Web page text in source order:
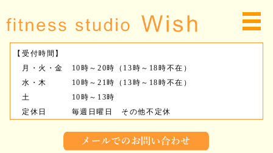
【受付時間】
月・火・金 10時～20時（13時～18時不在）
水・木 10時～21時（13時～18時不在）
土 10時～13時
定休日 毎週日曜日 その他不定休